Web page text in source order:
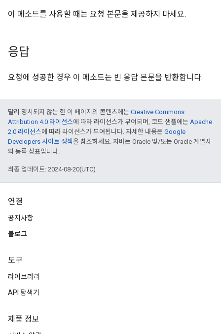
이 메소드를 사용할 때는 요청 본문을 제공하지 마세요.
응답
요청에 성공한 경우 이 메소드는 빈 응답 본문을 반환합니다.
달리 명시되지 않는 한 이 페이지의 콘텐츠에는 Creative Commons
Attribution 4.0 라이선스에 따라 라이선스가 부여되며, 코드 샘플에는 Apache
2.0 라이선스에 따라 라이선스가 부여됩니다. 자세한 내용은 Google
Developers 사이트 정책을 참조하세요. 자바는 Oracle 및/또는 Oracle 계열사
의 등록 상표입니다.
최종 업데이트: 2024-08-20(UTC)
연결
공지사항
블로그
도구
라이브러리
API 탐색기
제품 정보